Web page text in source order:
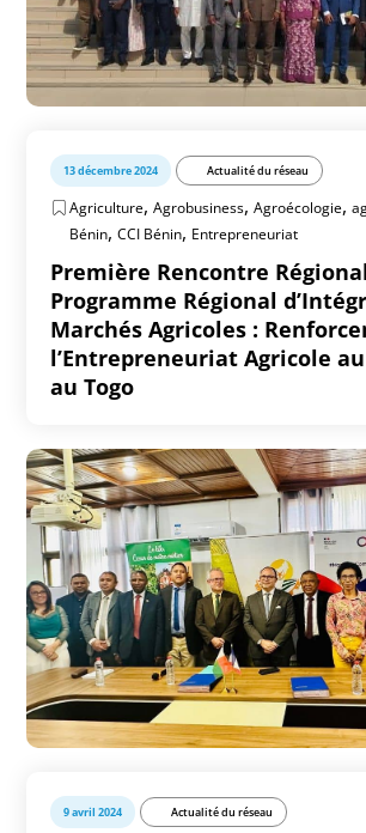
13 décembre 2024 Actualité du réseau
Agriculture,Agrobusiness,Agroécologie,
Bénin,CCI Bénin, Entrepreneuriat
Première Rencontre
Programme Régional
Marchés Agricoles :
l’Entrepreneuriat Agricole
au Togo
9 avril 2024 Actualité du réseau